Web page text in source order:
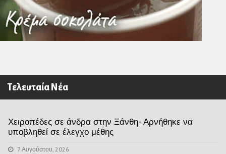
Τελευταία Νέα
Χειροπέδες σε άνδρα στην Ξάνθη- Αρνήθηκε να
υποβληθεί σε έλεγχο μέθης
7 Αυγούστου, 2026